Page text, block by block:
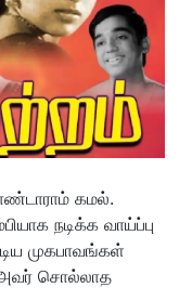
கமல்.
நடிக்க வாய்ப்பு
முகபாவங்கள்
சொல்லாத